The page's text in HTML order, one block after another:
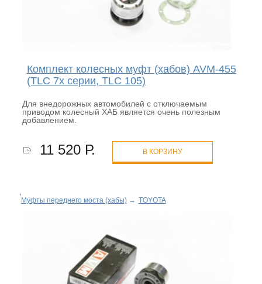
Комплект колесных муфт (хабов) AVM-455
(TLC 7x серии, TLC 105)
Для внедорожных автомобилей с отключаемым
приводом колесный ХАБ является очень полезным
добавлением.
11 520 Р. В КОРЗИНУ
Муфты переднего моста (хабы)→ TOYOTA